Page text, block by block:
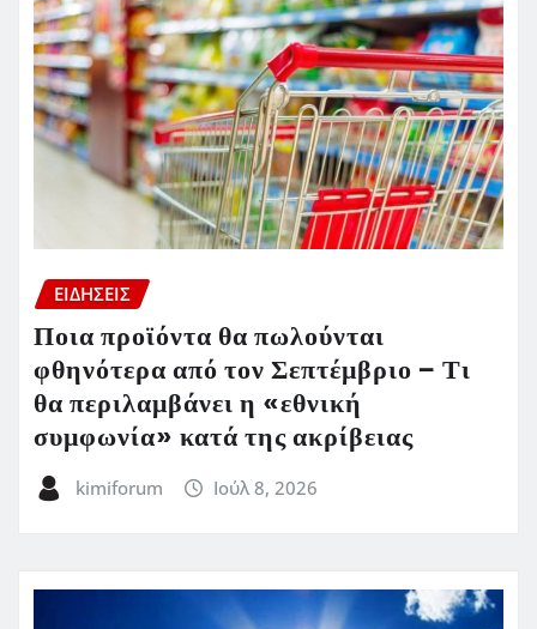
ΕΙΔΗΣΕΙΣ
Ποια προϊόντα θα πωλούνται
φθηνότερα από τον Σεπτέμβριο – Τι
θα περιλαμβάνει η «εθνική
συμφωνία» κατά της ακρίβειας
kimiforum Ιούλ 8, 2026